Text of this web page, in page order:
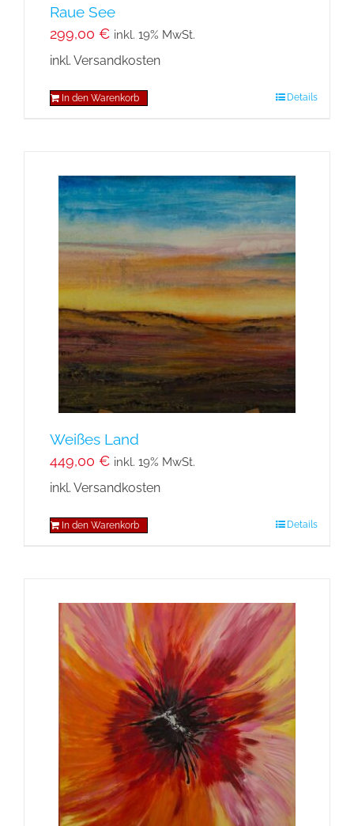
Raue See
299,00 € inkl. 19% MwSt.
inkl. Versandkosten
In den Warenkorb Details
Weißes Land
449,00 € inkl. 19% MwSt.
inkl. Versandkosten
In den Warenkorb Details